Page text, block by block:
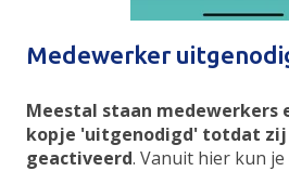
Medewerker
Meestal staan medewerkers
kopje 'uitgenodigd' totdat zij
geactiveerd. Vanuit hier kun